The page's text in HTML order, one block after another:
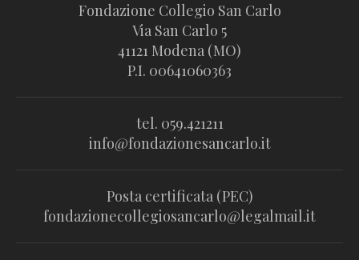
Fondazione Collegio San Carlo
Via San Carlo 5
41121 Modena (MO)
P.I. 00641060363
tel. 059.421211
info@fondazionesancarlo.it
Posta certificata (PEC)
fondazionecollegiosancarlo@legalmail.it